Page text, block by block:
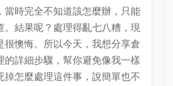
當時完全不知道該怎麼辦，只能
。結果呢？處理得亂七八糟，現
很懊悔。所以今天，我想分享倉
的詳細步驟，幫你避免像我一樣
掉怎麼處理這件事，說簡單也不